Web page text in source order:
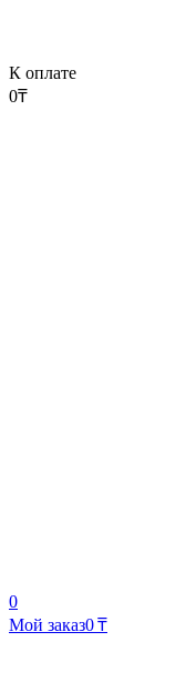
К оплате
0₸
0
Мой заказ0 ₸